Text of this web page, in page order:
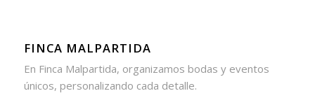
FINCA MALPARTIDA
En Finca Malpartida, organizamos bodas y eventos
únicos, personalizando cada detalle.